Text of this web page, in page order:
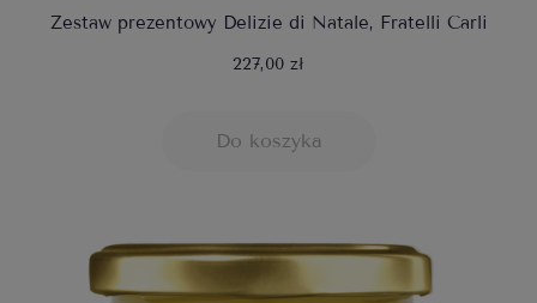
Zestaw prezentowy Delizie di Natale, Fratelli Carli
227,00 zł
Do koszyka